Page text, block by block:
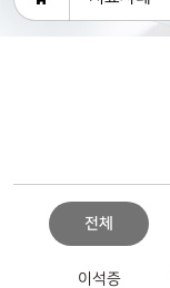
전체
이석증